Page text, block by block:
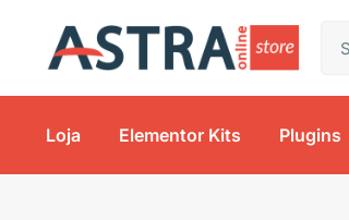
Loja Elementor Kits Plugins